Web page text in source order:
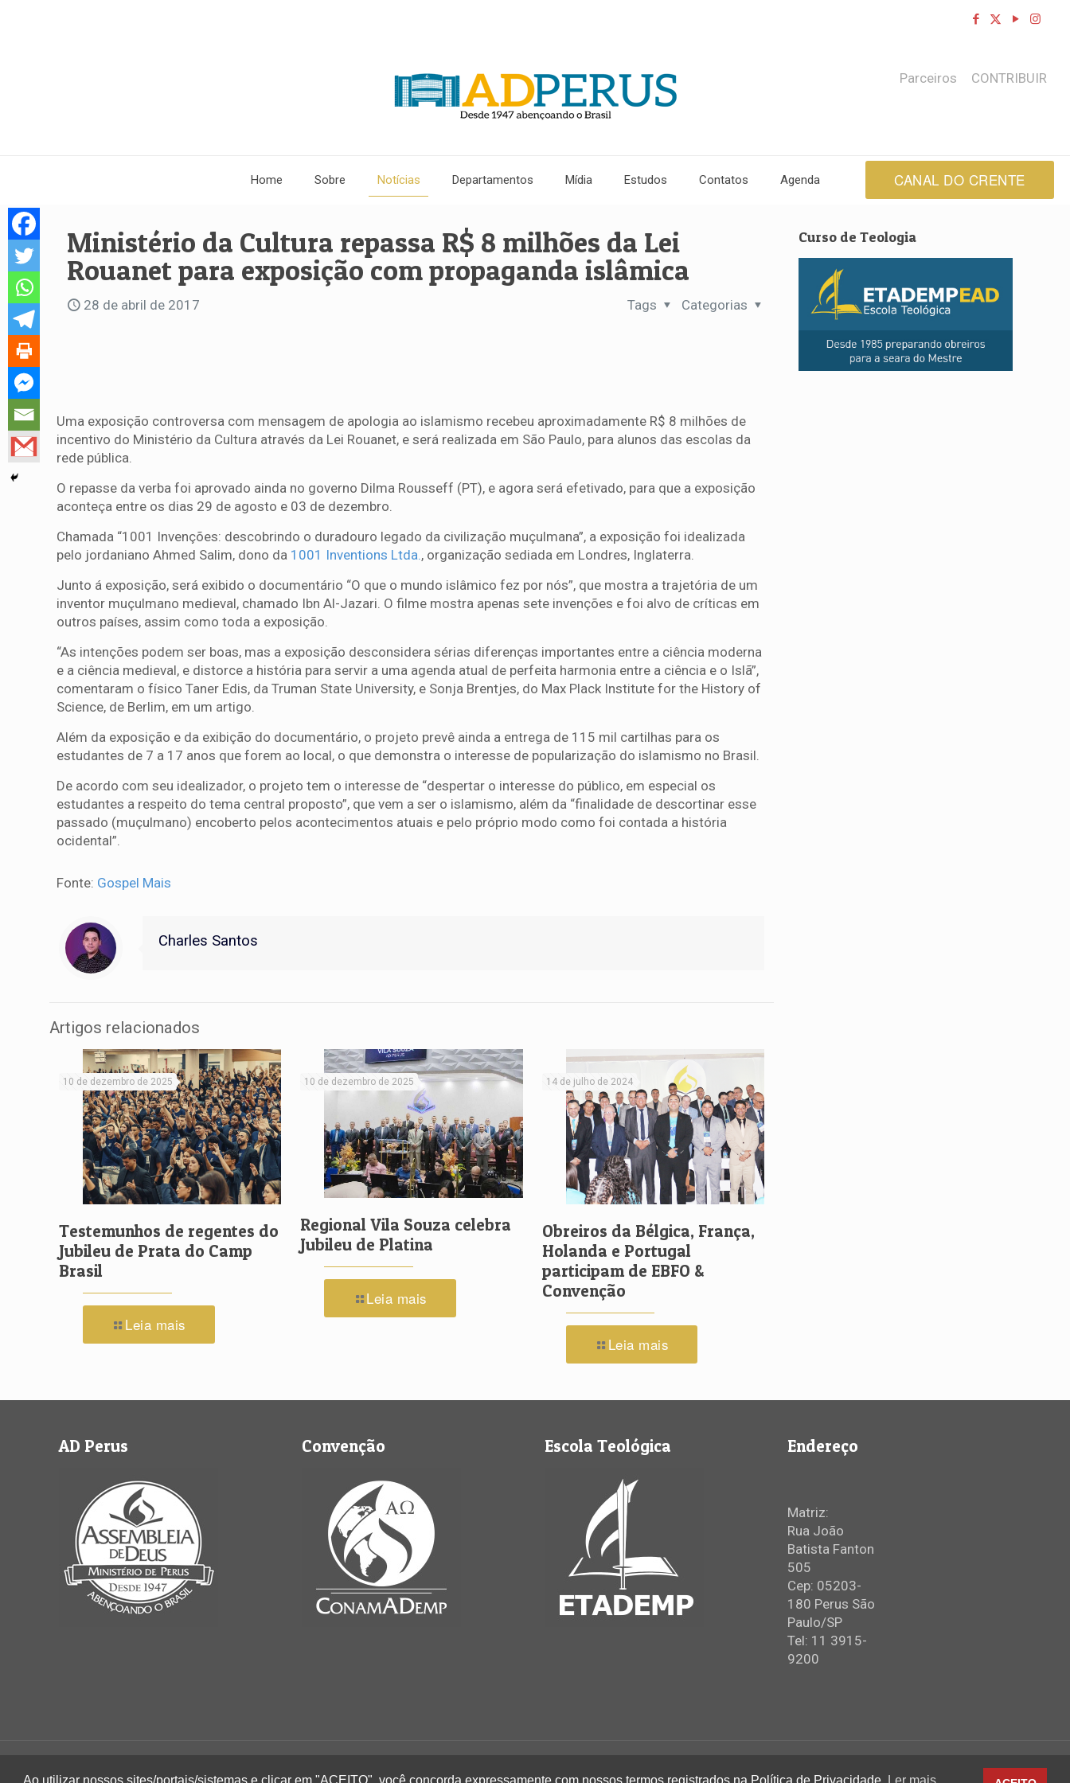
Home Sobre Notícias Departamentos Mídia Estudos Contatos Agenda
Parceiros CONTRIBUIR
CANAL DO CRENTE
Ministério da Cultura repassa R$ 8 milhões da Lei
Rouanet para exposição com propaganda islâmica
28 de abril de 2017 Categorias
Tags
Uma exposição controversa com mensagem de apologia ao islamismo recebeu aproximadamente R$ 8 milhões de
incentivo do Ministério da Cultura através da Lei Rouanet, e será realizada em São Paulo, para alunos das escolas da
rede pública.
O repasse da verba foi aprovado ainda no governo Dilma Rousseff (PT), e agora será efetivado, para que a exposição
aconteça entre os dias 29 de agosto e 03 de dezembro.
Chamada “1001 Invenções: descobrindo o duradouro legado da civilização muçulmana”, a exposição foi idealizada
pelo jordaniano Ahmed Salim, dono da 1001 Inventions Ltda., organização sediada em Londres, Inglaterra.
Junto á exposição, será exibido o documentário “O que o mundo islâmico fez por nós”, que mostra a trajetória de um
inventor muçulmano medieval, chamado Ibn Al-Jazari. O filme mostra apenas sete invenções e foi alvo de críticas em
outros países, assim como toda a exposição.
“As intenções podem ser boas, mas a exposição desconsidera sérias diferenças importantes entre a ciência moderna
e a ciência medieval, e distorce a história para servir a uma agenda atual de perfeita harmonia entre a ciência e o Islã”,
comentaram o físico Taner Edis, da Truman State University, e Sonja Brentjes, do Max Plack Institute for the History of
Science, de Berlim, em um artigo.
Além da exposição e da exibição do documentário, o projeto prevê ainda a entrega de 115 mil cartilhas para os
estudantes de 7 a 17 anos que forem ao local, o que demonstra o interesse de popularização do islamismo no Brasil.
De acordo com seu idealizador, o projeto tem o interesse de “despertar o interesse do público, em especial os
estudantes a respeito do tema central proposto”, que vem a ser o islamismo, além da “finalidade de descortinar esse
passado (muçulmano) encoberto pelos acontecimentos atuais e pelo próprio modo como foi contada a história
ocidental”.
Fonte: Gospel Mais
Charles Santos
Artigos relacionados
10 de dezembro de 2025
Testemunhos de regentes do
Jubileu de Prata do Camp
Brasil
Leia mais
10 de dezembro de 2025
Regional Vila Souza celebra
Jubileu de Platina
Leia mais
14 de julho de 2024
Obreiros da Bélgica, França,
Holanda e Portugal
participam de EBFO &
Convenção
Leia mais
Curso de Teologia
AD Perus Convenção Escola Teológica Endereço
Matriz:
Rua João
Batista Fanton
505
Cep: 05203-
180 Perus São
Paulo/SP
Tel: 11 3915-
9200
2022 © Igreja Assembleia de Deus Ministério de Perus - Todos os direitos reservados
Ao utilizar nossos sites/portais/sistemas e clicar em "ACEITO", você concorda expressamente com nossos termos registrados na Política de Privacidade. Ler mais